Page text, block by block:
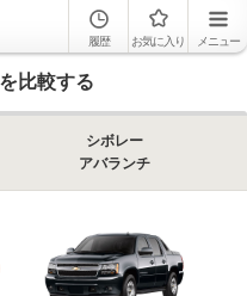
履歴 お気に入り メニュー
比較する
シボレー
アバランチ